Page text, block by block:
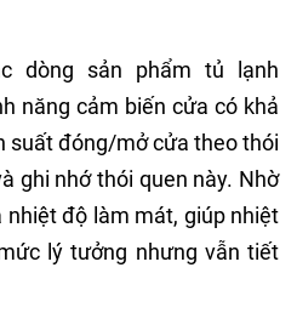
dòng sản phẩm tủ lạnh
năng cảm biến cửa có khả
suất đóng/mở cửa theo thói
ghi nhớ thói quen này. Nhờ
nhiệt độ làm mát, giúp nhiệt
lý tưởng nhưng vẫn tiết